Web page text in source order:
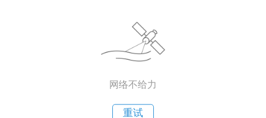
网络不给力
重试